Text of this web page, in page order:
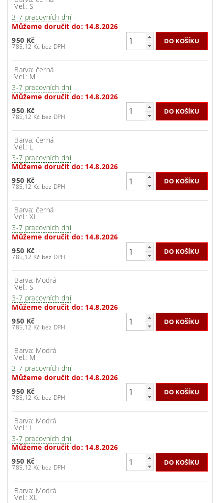
Vel.: S
3-7 pracovních dní
Můžeme doručit do: 14.8.2026
950 Kč
785,12 Kč bez DPH
Barva: černá
Vel.: M
3-7 pracovních dní
Můžeme doručit do: 14.8.2026
950 Kč
785,12 Kč bez DPH
Barva: černá
Vel.: L
3-7 pracovních dní
Můžeme doručit do: 14.8.2026
950 Kč
785,12 Kč bez DPH
Barva: černá
Vel.: XL
3-7 pracovních dní
Můžeme doručit do: 14.8.2026
950 Kč
785,12 Kč bez DPH
Barva: Modrá
Vel.: S
3-7 pracovních dní
Můžeme doručit do: 14.8.2026
950 Kč
785,12 Kč bez DPH
Barva: Modrá
Vel.: M
3-7 pracovních dní
Můžeme doručit do: 14.8.2026
950 Kč
785,12 Kč bez DPH
Barva: Modrá
Vel.: L
3-7 pracovních dní
Můžeme doručit do: 14.8.2026
950 Kč
785,12 Kč bez DPH
Barva: Modrá
Vel.: XL